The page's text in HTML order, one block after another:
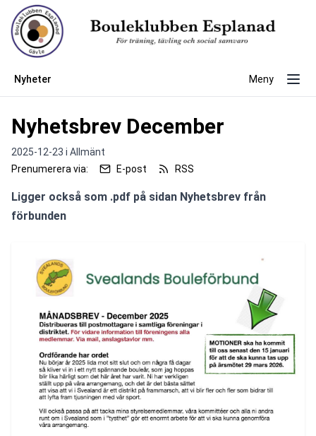
Nyheter Meny
Nyhetsbrev December
2025-12-23 i Allmänt
Prenumerera via:
E-post RSS
Ligger också som .pdf på sidan Nyhetsbrev från
förbunden